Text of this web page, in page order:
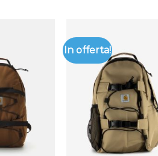
In offerta!